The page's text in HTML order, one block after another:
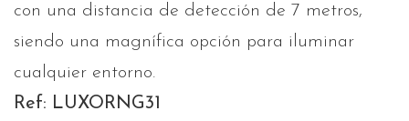
con una distancia de detección de 7 metros,
siendo una magnífica opción para iluminar
cualquier entorno.
Ref: LUXORNG31